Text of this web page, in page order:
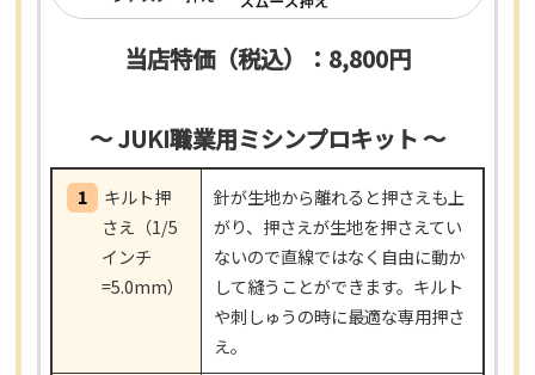
当店特価（税込）：8,800円
～ JUKI職業用ミシンプロキット ～
1
キルト押
さえ（1/5
インチ
=5.0mm）
針が生地から離れると押さえも上
がり、押さえが生地を押さえてい
ないので直線ではなく自由に動か
して縫うことができます。キルト
や刺しゅうの時に最適な専用押さ
え。